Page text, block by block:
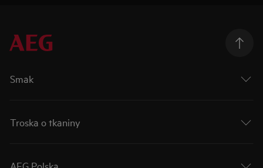
Smak
Troska o tkaniny